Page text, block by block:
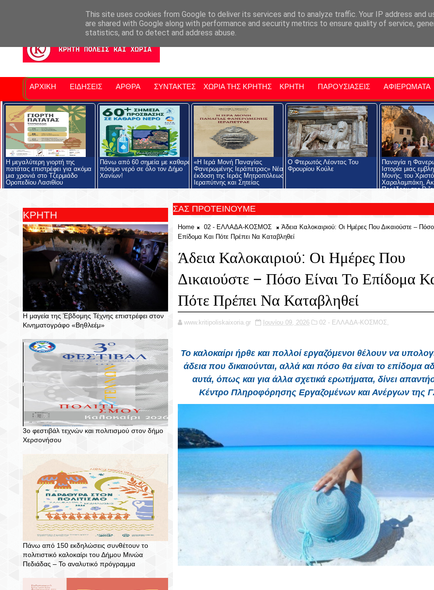
Νομός Λασιθίου Αγαπάμε Ρέθυμνο Επαρχία Μαλεβιζίου Εκδηλώσεις Στην Κρήτη Kriti Traveller
ΑΡΧΙΚΗ ΕΙΔΗΣΕΙΣ ΑΡΘΡΑ ΣΥΝΤΑΚΤΕΣ ΧΩΡΙΑ ΤΗΣ ΚΡΗΤΗΣ ΚΡΗΤΗ ΠΑΡΟΥΣΙΑΣΕΙΣ ΑΦΙΕΡΩΜΑΤΑ
Η μεγαλύτερη γιορτή της
πατάτας επιστρέφει για ακόμα
μια χρονιά στο Τζερμιάδο
Οροπεδίου Λασιθίου
Πάνω από 60 σημεία με καθαρό
πόσιμο νερό σε όλο τον Δήμο
Χανίων!
«Η Ιερά Μονή Παναγίας
Φανερωμένης Ιεράπετρας» Νέα
έκδοση της Ιεράς Μητροπόλεως
Ιεραπύτνης και Σητείας
Ο Φτερωτός Λέοντας Του
Φρουρίου Κούλε
Παναγία η
Ιστορία μιας
Μονής, του
Χαραλαμπάκη,
Προέδρου της
Ριζαρείου
ΚΡΗΤΗ
Η μαγεία της Έβδομης Τέχνης επιστρέφει στον
Κινηματογράφο «Βηθλεέμ»
3ο φεστιβάλ τεχνών και πολιτισμού στον δήμο
Χερσονήσου
Πάνω από 150 εκδηλώσεις συνθέτουν το
πολιτιστικό καλοκαίρι του Δήμου Μινώα
Πεδιάδας – To αναλυτικό πρόγραμμα
ΣΑΣ ΠΡΟΤΕΙΝΟΥΜΕ
Home 02 - ΕΛΛΑΔΑ-ΚΟΣΜΟΣ
Άδεια Καλοκαιριού: Οι Ημέρες Που Δικαιούστε –
Επίδομα Και Πότε Πρέπει Να Καταβληθεί
Άδεια Καλοκαιριού: Οι Ημέρες Που
Δικαιούστε – Πόσο Είναι Το Επίδομα
Πότε Πρέπει Να Καταβληθεί
www.kritipoliskaixoria.gr Ιουνίου 09, 2026 02 - ΕΛΛΑΔΑ-ΚΟΣΜΟΣ,
Το καλοκαίρι ήρθε και πολλοί εργαζόμενοι θέλουν να
άδεια που δικαιούνται, αλλά και πόσο θα είναι το επίδομα
αυτά, όπως και για άλλα σχετικά ερωτήματα, δίνει
Κέντρο Πληροφόρησης Εργαζομένων και Ανέργων της
This site uses cookies from Google to deliver its services and to analyze traffic. Your IP address and
are shared with Google along with performance and security metrics to ensure quality of service,
statistics, and to detect and address abuse.